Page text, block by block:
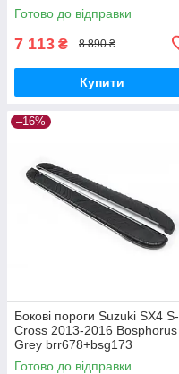
Готово до відправки
7 113 ₴ 8 890 ₴
Купити
–16%
Бокові пороги Suzuki SX4 S-
Cross 2013-2016 Bosphorus
Grey brr678+bsg173
Готово до відправки